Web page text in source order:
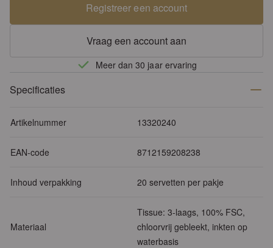
Registreer een account
Vraag een account aan
Meer dan 30 jaar ervaring
Specificaties
Artikelnummer 13320240
EAN-code 8712159208238
Inhoud verpakking 20 servetten per pakje
Materiaal
Tissue: 3-laags, 100% FSC,
chloorvrij gebleekt, inkten op
waterbasis